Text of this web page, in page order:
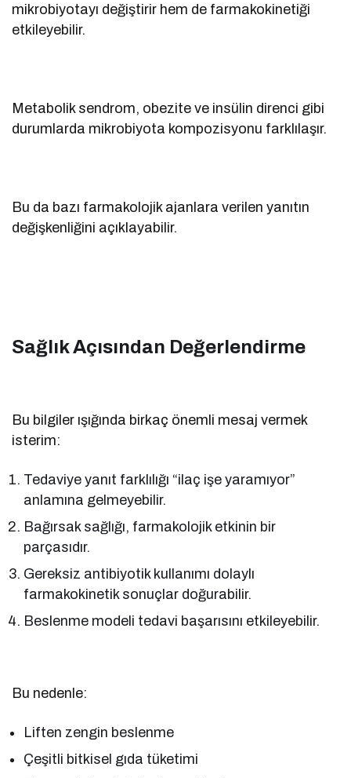
mikrobiyotayı değiştirir hem de farmakokinetiği
etkileyebilir.
Metabolik sendrom, obezite ve insülin direnci gibi
durumlarda mikrobiyota kompozisyonu farklılaşır.
Bu da bazı farmakolojik ajanlara verilen yanıtın
değişkenliğini açıklayabilir.
Sağlık Açısından Değerlendirme
Bu bilgiler ışığında birkaç önemli mesaj vermek
isterim:
Tedaviye yanıt farklılığı “ilaç işe yaramıyor”
anlamına gelmeyebilir.
Bağırsak sağlığı, farmakolojik etkinin bir
parçasıdır.
Gereksiz antibiyotik kullanımı dolaylı
farmakokinetik sonuçlar doğurabilir.
Beslenme modeli tedavi başarısını etkileyebilir.
Bu nedenle:
Liften zengin beslenme
Çeşitli bitkisel gıda tüketimi